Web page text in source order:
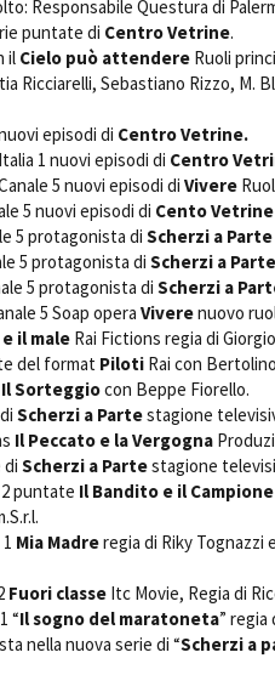
Responsabile Questura di
puntate di  Centro Vetrine.
il Cielo può attendereRuoli
Ricciarelli, Sebastiano Rizzo, M.
episodi di Centro Vetrine.
1 nuovi episodi di  Centro
5 nuovi episodi di Vivere
5 nuovi episodi di Cento Vetrine
5 protagonista di Scherzi a Parte
5 protagonista di Scherzi a Parte
5 protagonista di Scherzi a
5 Soap opera Viverenuovo
il male Rai Fictions regia di
del format PilotiRai con
Il Sorteggio con Beppe Fiorello.
Scherzi a Parte stagione
Il Peccato e la Vergogna
 Scherzi a Parte stagione
puntate Il Bandito e il Campione
Mia Madre regia di Riky
Fuori classe Itc Movie, Regia di
“Il sogno del maratoneta”
nella nuova serie di “Scherzi a